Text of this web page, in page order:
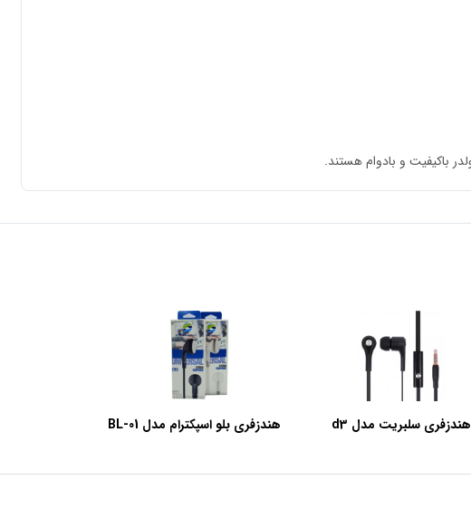
هندزفری سلبریت مدل d3 هندزفری بلو اسپکترام مدل BL-01